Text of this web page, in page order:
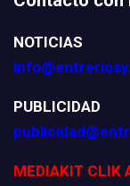
NOTICIAS
PUBLICIDAD
MEDIAKIT CLIK